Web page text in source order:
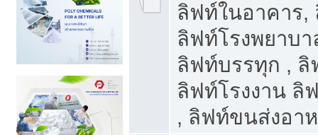
ลิฟท์ในอาคาร,
ลิฟท์โรงพยาบ
ลิฟท์บรรทุก ,
ลิฟท์โรงงาน ลิ
, ลิฟท์ขนส่งอา